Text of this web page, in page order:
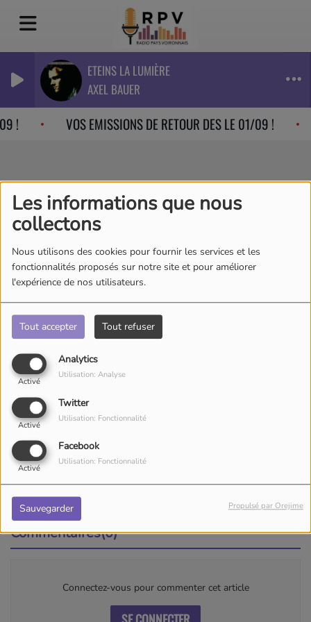
Les informations que nous
collectons
Nous utilisons des cookies pour fournir les services et les
fonctionnalités proposés sur notre site et pour améliorer
l'expérience de nos utilisateurs.
Tout accepter Tout refuser
Analytics
Activé
Utilisation: Analyse
Twitter
Activé
Utilisation: Fonctionnalité
Facebook
Activé
Utilisation: Fonctionnalité
Sauvegarder Propulsé par Orejime
ETEINS LA LUMIÈRE
AXEL BAUER
! VOS EMISSIONS DE RETOUR DES LE 01/09 !
Music Retro Mix67 by
Libo
Écouter le podcast
Music Retro Mix67 by Libo
Commentaires(0)
Connectez-vous pour commenter cet article